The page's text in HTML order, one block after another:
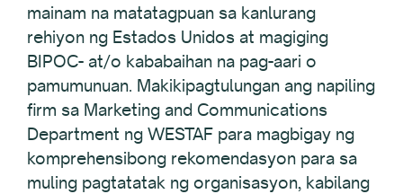
mainam na matatagpuan sa kanlurang
rehiyon ng Estados Unidos at magiging
BIPOC- at/o kababaihan na pag-aari o
pamumunuan. Makikipagtulungan ang napiling
firm sa Marketing and Communications
Department ng WESTAF para magbigay ng
komprehensibong rekomendasyon para sa
muling pagtatatak ng organisasyon, kabilang